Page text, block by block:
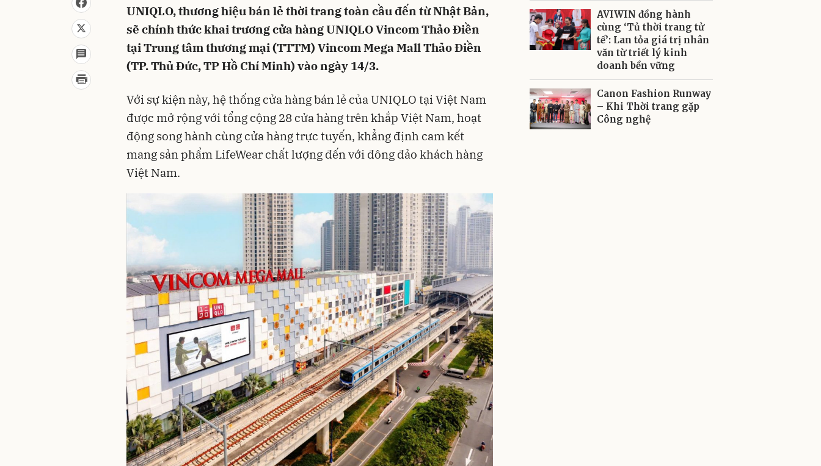
UNIQLO, thương hiệu bán lẻ thời trang toàn cầu đến từ Nhật Bản,
sẽ chính thức khai trương cửa hàng UNIQLO Vincom Thảo Điền
tại Trung tâm thương mại (TTTM) Vincom Mega Mall Thảo Điền
(TP. Thủ Đức, TP Hồ Chí Minh) vào ngày 14/3.
Với sự kiện này, hệ thống cửa hàng bán lẻ của UNIQLO tại Việt Nam
được mở rộng với tổng cộng 28 cửa hàng trên khắp Việt Nam, hoạt
động song hành cùng cửa hàng trực tuyến, khẳng định cam kết
mang sản phẩm LifeWear chất lượng đến với đông đảo khách hàng
Việt Nam.
AVIWIN đồng hành
cùng ‘Tủ thời trang tử
tế’: Lan tỏa giá trị nhân
văn từ triết lý kinh
doanh bền vững
Canon Fashion Runway
– Khi Thời trang gặp
Công nghệ